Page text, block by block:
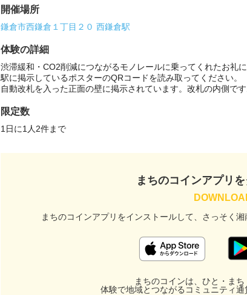
開催場所
鎌倉市西鎌倉１丁目２０ 西鎌倉駅
体験の詳細
渋滞緩和・CO2削減につながるモノレールに乗ってくれたお礼
駅に掲示しているポスターのQRコードを読み取ってください。
自動改札を入った正面の壁に掲示されています。改札の内側です
限定数
1日に1人2件まで
まちのコインアプリ
まちのコインアプリをインストールして、 さっそく湘
まちのコインは、ひと・ま
体験で地域とつながるコミュニティ通